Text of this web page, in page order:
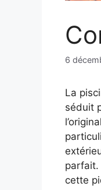
6
La
séduit
parfait.
cette